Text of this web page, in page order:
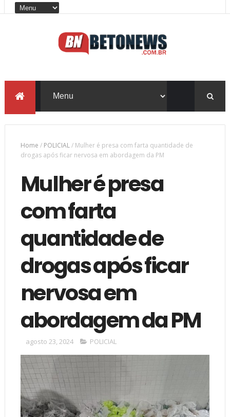
Home / POLICIAL/ Mulher é presa com farta quantidade de
drogas após ficar nervosa em abordagem da PM
Mulher é presa
com farta
quantidade de
drogas após ficar
nervosa em
abordagem da PM
agosto 23, 2024 POLICIAL